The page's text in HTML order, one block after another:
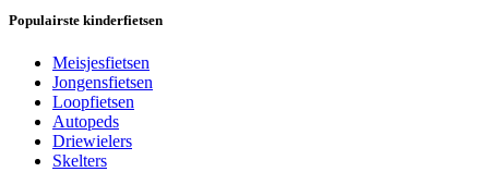
Populairste kinderfietsen
Meisjesfietsen
Jongensfietsen
Loopfietsen
Autopeds
Driewielers
Skelters